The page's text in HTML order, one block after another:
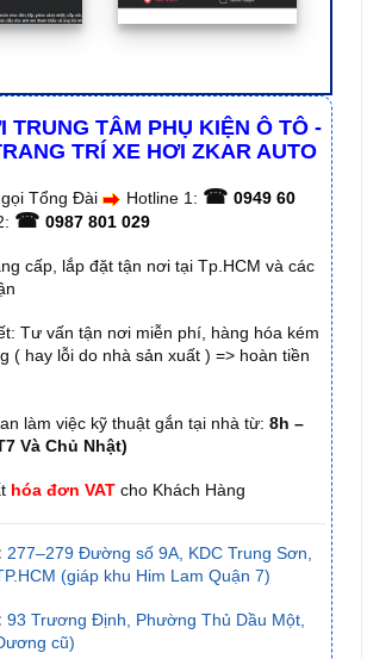
TRUNG TÂM PHỤ KIỆN Ô TÔ -
TRÍ XE HƠI ZKAR AUTO
Tổng Đài Hotline 1: ☎ 0949 60
☎ 0987 801 029
cấp, lắp đặt tận nơi tại Tp.HCM và các
Tư vấn tận nơi miễn phí, hàng hóa kém
( hay lỗi do nhà sản xuất ) => hoàn tiền
làm việc kỹ thuật gắn tại nhà từ: 8h –
Và Chủ Nhật)
hóa đơn VAT cho Khách Hàng
277–279 Đường số 9A, KDC Trung Sơn,
(giáp khu Him Lam Quận 7)
93 Trương Định, Phường Thủ Dầu Một,
cũ)